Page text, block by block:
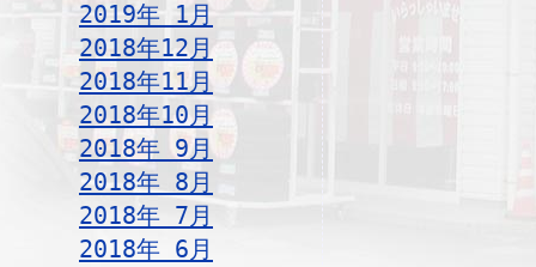
2019年 1月
2018年12月
2018年11月
2018年10月
2018年 9月
2018年 8月
2018年 7月
2018年 6月